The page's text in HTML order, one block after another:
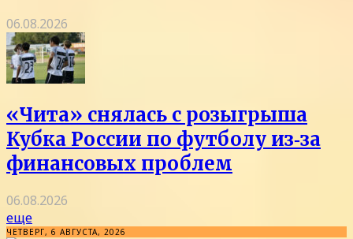
06.08.2026
«Чита» снялась с розыгрыша
Кубка России по футболу из‑за
финансовых проблем
06.08.2026
еще
ЧЕТВЕРГ, 6 АВГУСТА, 2026